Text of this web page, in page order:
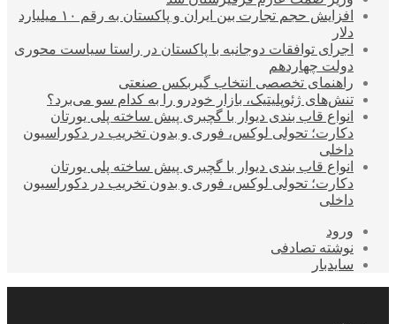
افزایش حجم تجارت بین ایران و پاکستان به رقم ۱۰ میلیارد
دلار
اجرای توافقات دوجانبه با پاکستان در راستا سیاست محوری
دولت چهاردهم
راهنمای تخصصی انتخاب گیربکس صنعتی
تنش‌های ژئوپلیتیک، بازار خودرو را به کدام سو می‌برد؟
انواع قاب بندی دیوار با گچبری پیش ساخته پلی یورتان
دکارت؛ تحولی لوکس، فوری و بدون تخریب در دکوراسیون
داخلی
انواع قاب بندی دیوار با گچبری پیش ساخته پلی یورتان
دکارت؛ تحولی لوکس، فوری و بدون تخریب در دکوراسیون
داخلی
ورود
نوشته تصادفی
سایدبار